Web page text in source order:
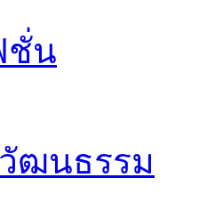
ชั่น
ฒนธรรม